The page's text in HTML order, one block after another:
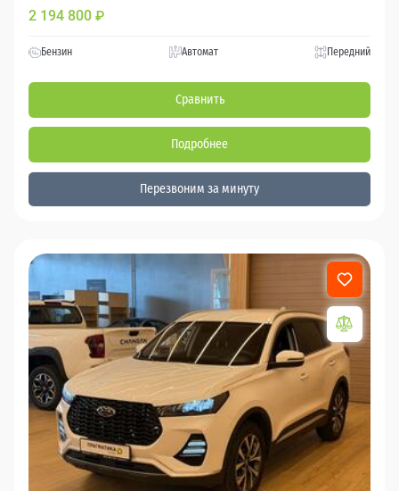
2 194 800 ₽
Бензин Автомат Передний
Сравнить
Подробнее
Перезвоним за минуту